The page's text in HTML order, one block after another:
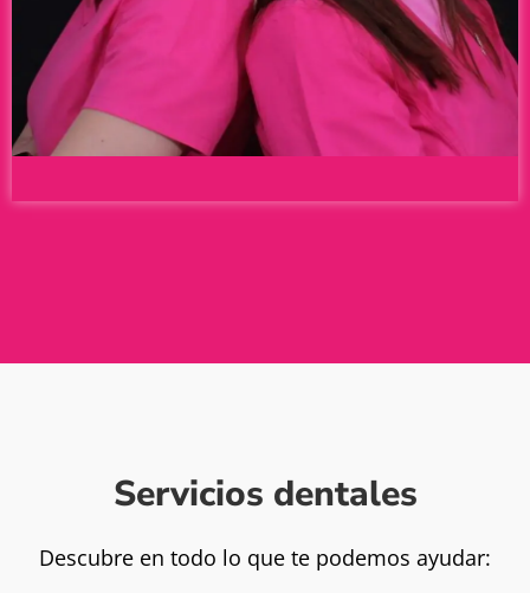
Servicios dentales
Descubre en todo lo que te podemos ayudar: